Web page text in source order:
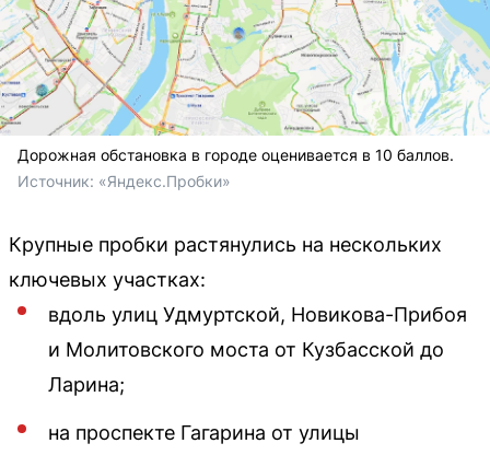
Дорожная обстановка в городе оценивается в 10 баллов.
Источник: «Яндекс.Пробки»
Крупные пробки растянулись на нескольких
ключевых участках:
вдоль улиц Удмуртской, Новикова-Прибоя
и Молитовского моста от Кузбасской до
Ларина;
на проспекте Гагарина от улицы